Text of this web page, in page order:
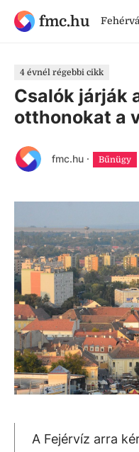
fmc.hu
4 évnél régebbi cikk
Csalók járják
otthonokat a
fmc.hu · Bűnügy
A Fejérvíz arra